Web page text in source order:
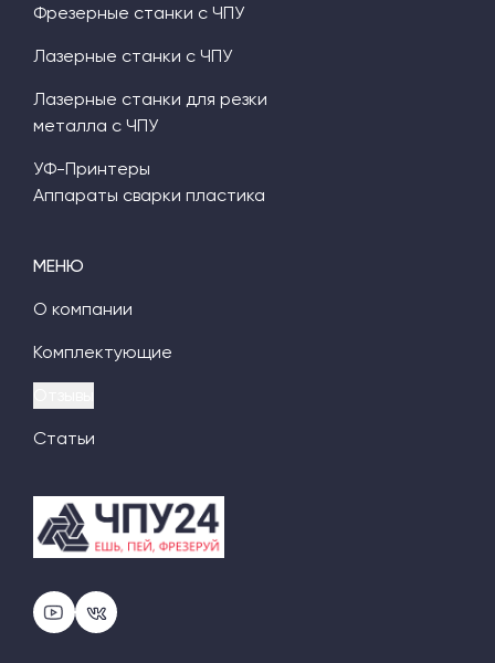
МЕНЮ
О компании
Комплектующие
Статьи
Фрезерные станки с ЧПУ
Лазерные станки с ЧПУ
Лазерные станки для резки
металла с ЧПУ
УФ-Принтеры
Аппараты сварки пластика